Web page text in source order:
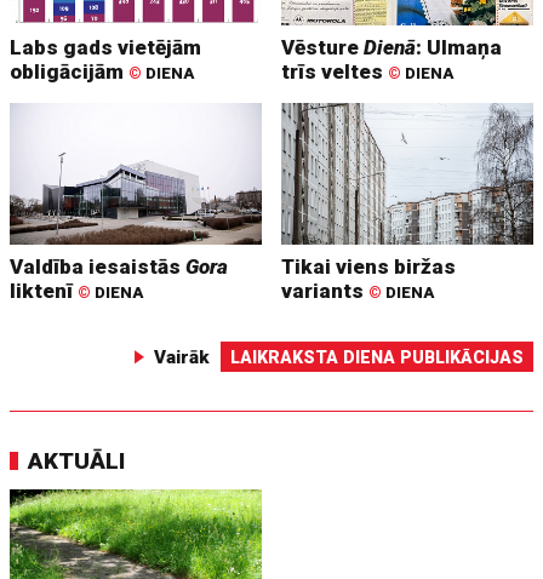
Labs gads vietējām
obligācijām © DIENA
VēstureDienā: Ulmaņa
trīs veltes © DIENA
Valdība iesaistāsGora
liktenī © DIENA
Tikai viens biržas
variants © DIENA
Vairāk LAIKRAKSTA DIENA PUBLIKĀCIJAS
AKTUĀLI